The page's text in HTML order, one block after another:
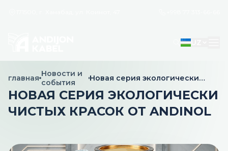
главная Новости и
события
Новая серия экологически
НОВАЯ СЕРИЯ ЭКОЛОГИЧЕСКИ
ЧИСТЫХ КРАСОК ОТ ANDINOL